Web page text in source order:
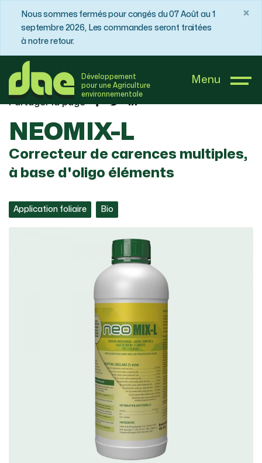
Nous sommes fermés pour congés du 07 Août au 1
septembre 2026, Les commandes seront traitées
à notre retour.
×
Développement
pour une Agriculture
environnementale
Menu
DAE France
Partager la page
NEOMIX-L
Correcteur de carences multiples,
à base d'oligo éléments
Application foliaire Bio